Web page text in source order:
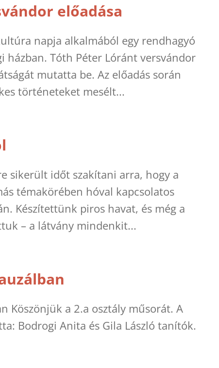
előadása
napja alkalmából egy rendhagyó
házban. Tóth Péter Lóránt versvándor
mutatta be. Az előadás során
történeteket mesélt...
sikerült időt szakítani arra, hogy a
témakörében hóval kapcsolatos
Készítettünk piros havat, és még a
– a látvány mindenkit...
Köszönjük a 2.a osztály műsorát. A
Bodrogi Anita és Gila László tanítók.